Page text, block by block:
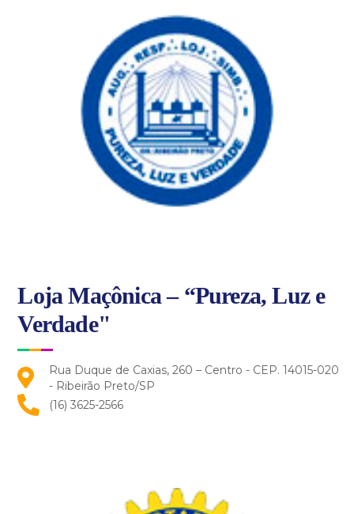
Loja Maçônica – “Pureza, Luz e
Verdade"
Rua Duque de Caxias, 260 – Centro - CEP. 14015-020
- Ribeirão Preto/SP
(16) 3625-2566